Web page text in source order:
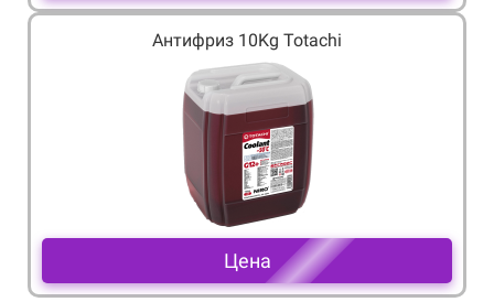
Антифриз 10Kg Totachi
Цена